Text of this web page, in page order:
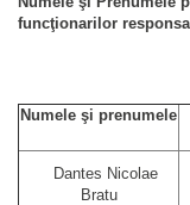
funcţionarilor
Numele şi prenumele
Dantes Nicolae
Bratu